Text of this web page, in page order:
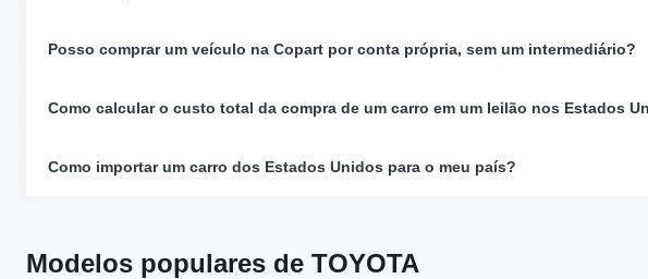
Posso comprar um veículo na Copart por conta própria, sem um intermediário?
Como calcular o custo total da compra de um carro em um leilão nos Estados
Como importar um carro dos Estados Unidos para o meu país?
Modelos populares de TOYOTA